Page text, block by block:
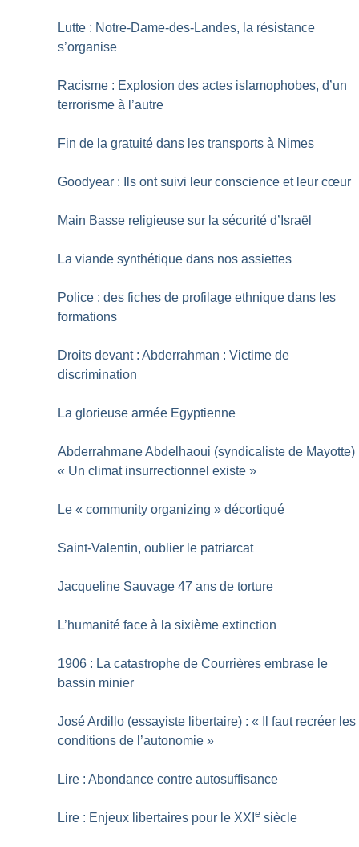
Lutte : Notre-Dame-des-Landes, la résistance
s’organise
Racisme : Explosion des actes islamophobes, d’un
terrorisme à l’autre
Fin de la gratuité dans les transports à Nimes
Goodyear : Ils ont suivi leur conscience et leur cœur
Main Basse religieuse sur la sécurité d’Israël
La viande synthétique dans nos assiettes
Police : des fiches de profilage ethnique dans les
formations
Droits devant : Abderrahman : Victime de
discrimination
La glorieuse armée Egyptienne
Abderrahmane Abdelhaoui (syndicaliste de Mayotte)
« Un climat insurrectionnel existe »
Le « community organizing » décortiqué
Saint-Valentin, oublier le patriarcat
Jacqueline Sauvage 47 ans de torture
L’humanité face à la sixième extinction
1906 : La catastrophe de Courrières embrase le
bassin minier
José Ardillo (essayiste libertaire) : «
Il faut recréer les
conditions de l’autonomie »
Lire : Abondance contre autosuffisance
Lire : Enjeux libertaires pour le XXIe siècle